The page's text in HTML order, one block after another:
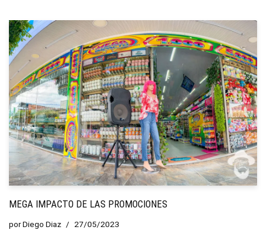
MEGA IMPACTO DE LAS PROMOCIONES
porDiego Diaz 27/05/2023